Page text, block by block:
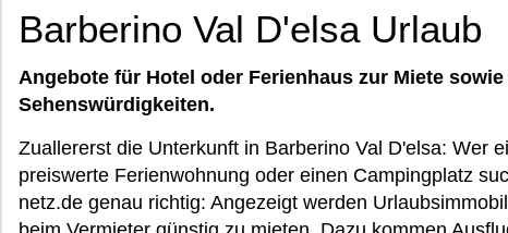
Barberino Val D'elsa Urlaub
Angebote für Hotel oder Ferienhaus zur Miete
Sehenswürdigkeiten.
Zuallererst die Unterkunft in Barberino Val D'elsa: Wer
preiswerte Ferienwohnung oder einen Campingplatz
netz.de genau richtig: Angezeigt werden